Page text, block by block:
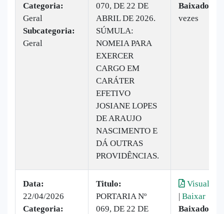
Categoria:
Geral
Subcategoria:
Geral
070, DE 22 DE
ABRIL DE 2026.
SÚMULA:
NOMEIA PARA
EXERCER
CARGO EM
CARÁTER
EFETIVO
JOSIANE LOPES
DE ARAUJO
NASCIMENTO E
DÁ OUTRAS
PROVIDÊNCIAS.
Baixado:
vezes
Data:
22/04/2026
Categoria:
Titulo:
PORTARIA Nº
069, DE 22 DE
Visualizar
| Baixar
Baixado: